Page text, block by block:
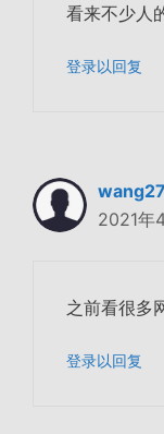
看来不少人
登录以回复
2021年
之前看很多
登录以回复